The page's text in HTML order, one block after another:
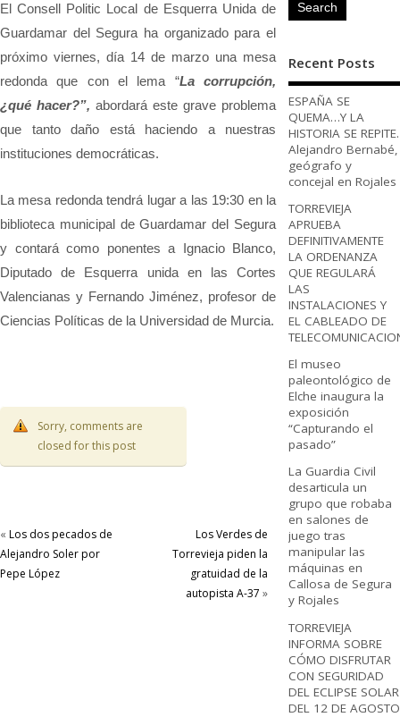
El Consell Politic Local de Esquerra Unida de
Guardamar del Segura ha organizado para el
próximo viernes, día 14 de marzo una mesa
redonda que con el lema “La corrupción,
¿qué hacer?”,abordará este grave problema
que tanto daño está haciendo a nuestras
instituciones democráticas.
La mesa redonda tendrá lugar a las 19:30 en la
biblioteca municipal de Guardamar del Segura
y contará como ponentes a Ignacio Blanco,
Diputado de Esquerra unida en las Cortes
Valencianas y Fernando Jiménez, profesor de
Ciencias Políticas de la Universidad de Murcia.
Sorry, comments are
closed for this post
« Los dos pecados de
Alejandro Soler por
Pepe López
Los Verdes de
Torrevieja piden la
gratuidad de la
autopista A-37 »
Recent Posts
ESPAÑA SE
QUEMA…Y LA
HISTORIA SE REPITE.
Alejandro Bernabé,
geógrafo y
concejal en Rojales
TORREVIEJA
APRUEBA
DEFINITIVAMENTE
LA ORDENANZA
QUE REGULARÁ
LAS
INSTALACIONES Y
EL CABLEADO DE
El museo
paleontológico de
Elche inaugura la
exposición
“Capturando el
pasado”
La Guardia Civil
desarticula un
grupo que robaba
en salones de
juego tras
manipular las
máquinas en
Callosa de Segura
y Rojales
TORREVIEJA
INFORMA SOBRE
CÓMO DISFRUTAR
CON SEGURIDAD
DEL ECLIPSE SOLAR
DEL 12 DE AGOSTO